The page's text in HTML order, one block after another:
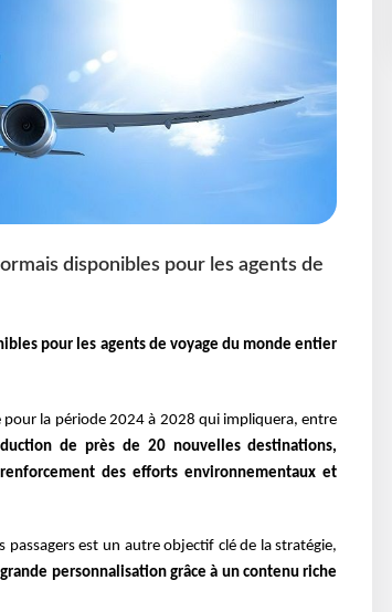
disponibles pour les agents de
pour les agents de voyage du monde entier
pour la période 2024 à 2028 qui impliquera, entre
de près de 20 nouvelles destinations,
desefforts environnementaux et
passagers est un autre objectif clé de la stratégie,
personnalisation grâce à un contenu riche